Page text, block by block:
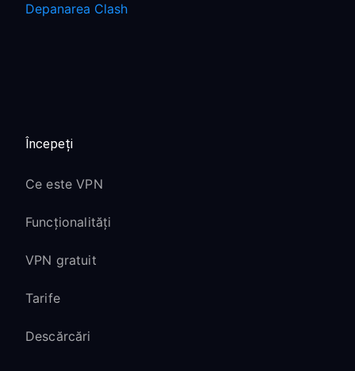
Depanarea Clash
Începeți
Ce este VPN
Funcționalități
VPN gratuit
Tarife
Descărcări